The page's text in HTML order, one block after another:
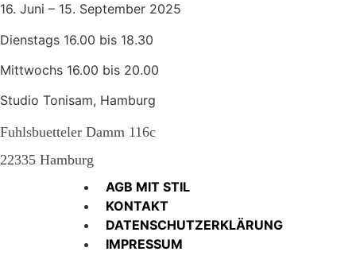
16. Juni – 15. September 2025
Dienstags 16.00 bis 18.30
Mittwochs 16.00 bis 20.00
Studio Tonisam, Hamburg
Fuhlsbuetteler Damm 116c
22335 Hamburg
AGB MIT STIL
KONTAKT
DATENSCHUTZERKLÄRUNG
IMPRESSUM